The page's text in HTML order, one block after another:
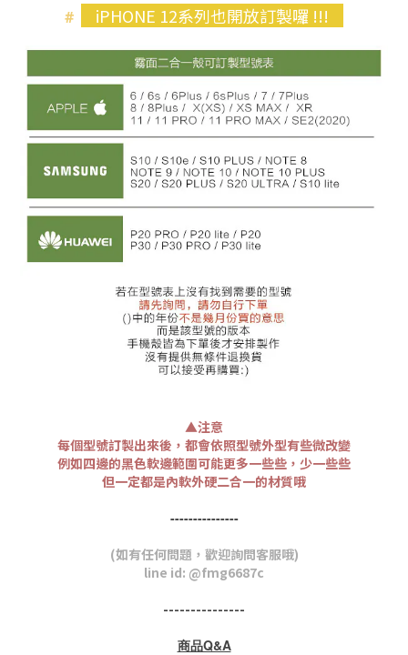
# iPHONE 12系列也開放訂製囉 !!!
▲注意
每個型號訂製出來後，都會依照型號外型有些微改變
例如四邊的黑色軟邊範圍可能更多一些些，少一些些
但一定都是內軟外硬二合一的材質哦
---------------
(如有任何問題，歡迎詢問客服哦)
line id: @fmg6687c
---------------
商品Q&A